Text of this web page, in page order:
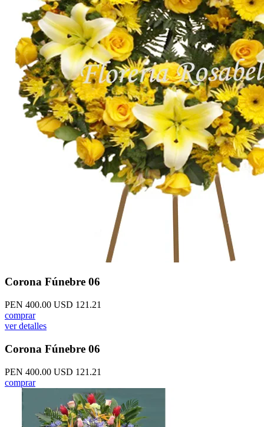
Corona Fúnebre 06
PEN 400.00 USD 121.21
comprar
ver detalles
Corona Fúnebre 06
PEN 400.00 USD 121.21
comprar